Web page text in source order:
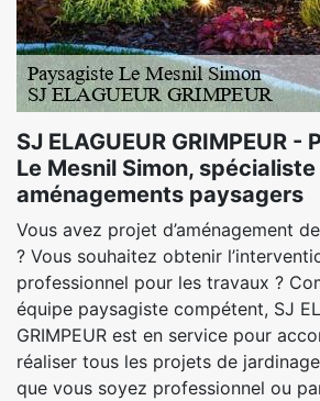
SJ ELAGUEUR GRIMPEUR -
Le Mesnil Simon,
aménagements paysagers
Vous avez projet d’aménagement
? Vous souhaitez obtenir
professionnel pour les travaux ?
équipe paysagiste compétent, SJ
GRIMPEUR est en service pour
réaliser tous les projets de
que vous soyez professionnel ou